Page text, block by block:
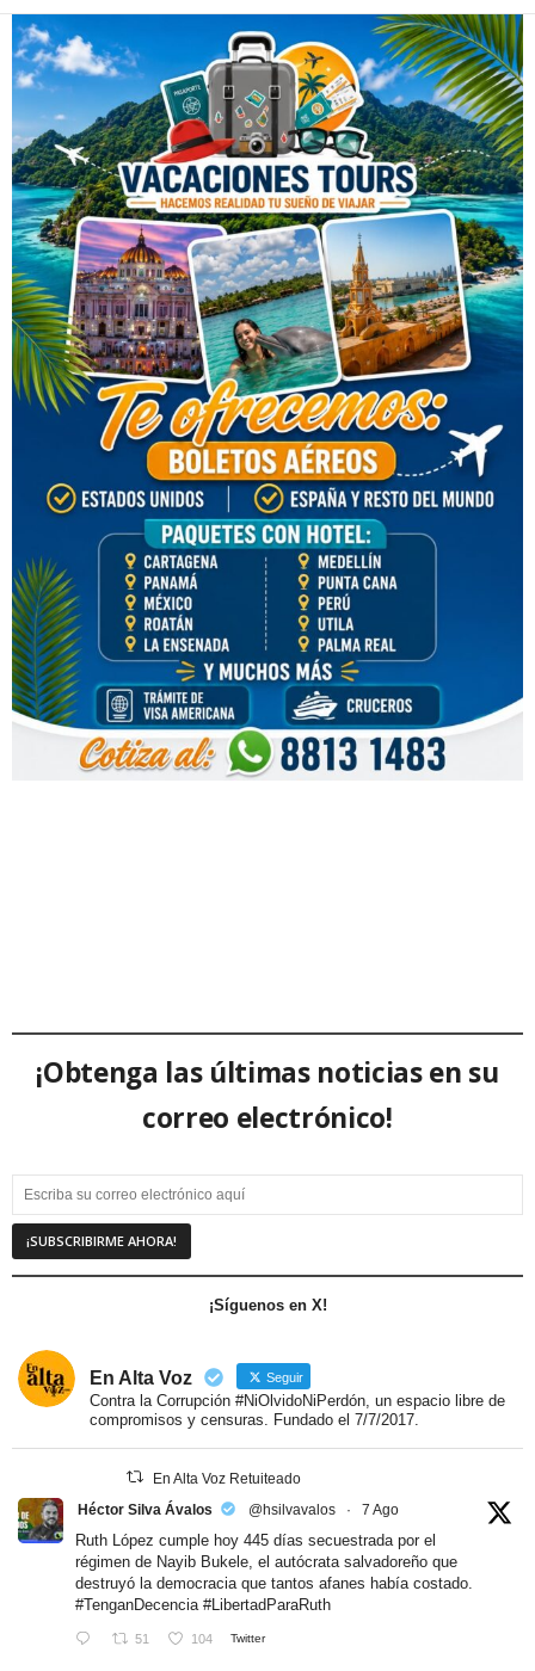
¡Obtenga las últimas noticias en su
correo electrónico!
¡Síguenos en X!
En Alta Voz Seguir
Contra la Corrupción #NiOlvidoNiPerdón, un espacio libre de
compromisos y censuras. Fundado el 7/7/2017.
En Alta Voz Retuiteado
Héctor Silva Ávalos
@hsilvavalos · 7 Ago
Ruth López cumple hoy 445 días secuestrada por el
régimen de Nayib Bukele, el autócrata salvadoreño que
destruyó la democracia que tantos afanes había costado.
#TenganDecencia #LibertadParaRuth
51 104 Twitter